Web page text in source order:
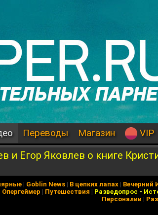
Переводы Магазин VIP
и Егор Яковлев о книге
| Goblin News | В цепких лапах | Вечерний
Опергеймер | Путешествия | Разведопрос -
Персоналии |